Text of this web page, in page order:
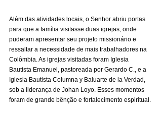
Além das atividades locais, o Senhor abriu portas
para que a família visitasse duas igrejas, onde
puderam apresentar seu projeto missionário e
ressaltar a necessidade de mais trabalhadores na
Colômbia. As igrejas visitadas foram Iglesia
Bautista Emanuel, pastoreada por Gerardo C., e a
Iglesia Bautista Columna y Baluarte de la Verdad,
sob a liderança de Johan Loyo. Esses momentos
foram de grande bênção e fortalecimento espiritual.